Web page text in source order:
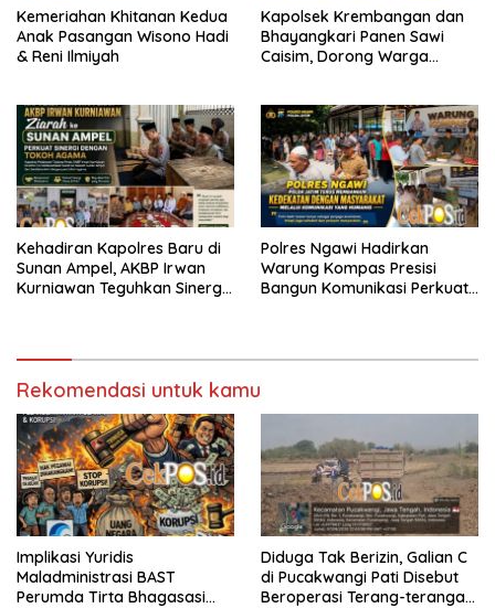
Kemeriahan Khitanan Kedua
Anak Pasangan Wisono Hadi
& Reni Ilmiyah
Kapolsek Krembangan dan
Bhayangkari Panen Sawi
Caisim, Dorong Warga
Kehadiran Kapolres Baru di
Sunan Ampel, AKBP Irwan
Kurniawan Teguhkan Sinergi
Polres Ngawi Hadirkan
Warung Kompas Presisi
Bangun Komunikasi Perkuat
Rekomendasi untuk kamu
Implikasi Yuridis
Maladministrasi BAST
Perumda Tirta Bhagasasi
Diduga Tak Berizin, Galian C
di Pucakwangi Pati Disebut
Beroperasi Terang-terangan,